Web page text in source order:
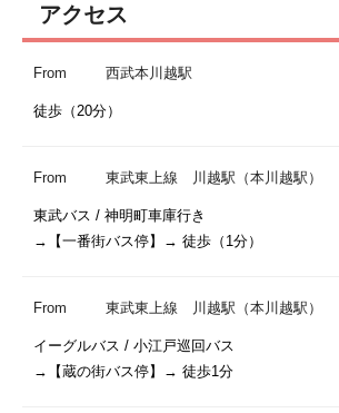
アクセス
From 西武本川越駅
徒歩（20分）
From 東武東上線 川越駅（本川越駅）
東武バス / 神明町車庫行き
→【一番街バス停】→ 徒歩（1分）
From 東武東上線 川越駅（本川越駅）
イーグルバス / 小江戸巡回バス
→【蔵の街バス停】→ 徒歩1分